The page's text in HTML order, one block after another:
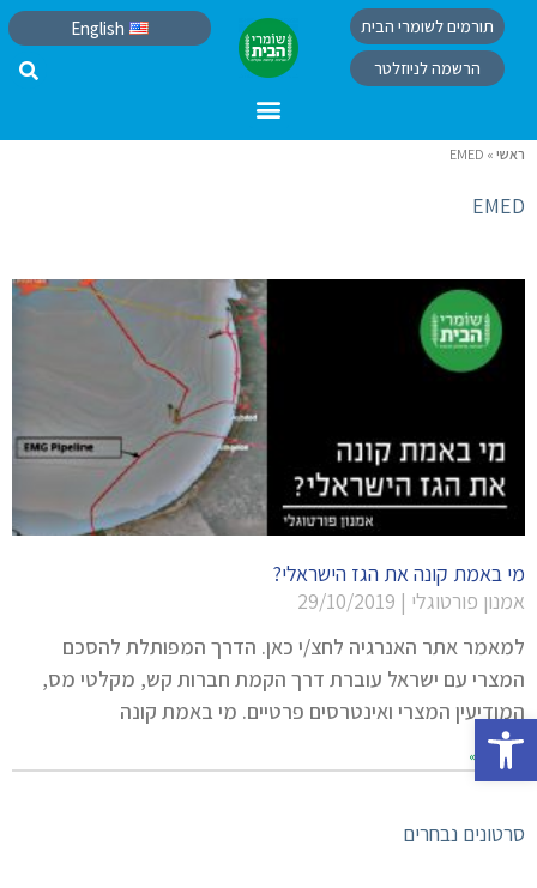
פתח סרגל נגישות
תורמים לשומרי הבית
הרשמה לניוזלטר
English
ראשי »
EMED
EMED
מי באמת קונה את הגז הישראלי?
אמנון פורטוגלי
למאמר אתר האנרגיה לחצ/י כאן. הדרך המפותלת להסכם
המצרי עם ישראל עוברת דרך הקמת חברות קש, מקלטי מס,
המודיעין המצרי ואינטרסים פרטיים. מי באמת קונה
קרא עוד »
סרטונים נבחרים